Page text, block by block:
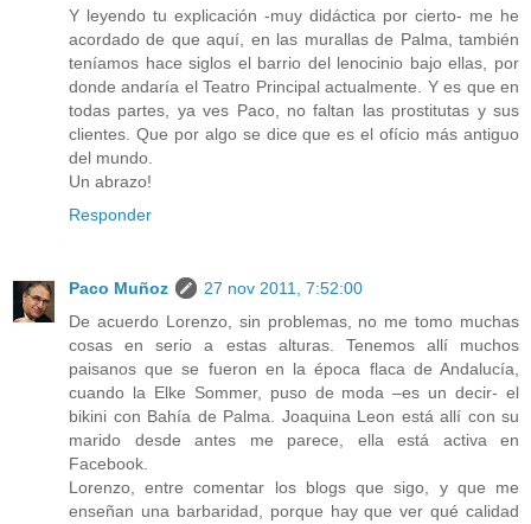
Y leyendo tu explicación -muy didáctica por cierto- me he
acordado de que aquí, en las murallas de Palma, también
teníamos hace siglos el barrio del lenocinio bajo ellas, por
donde andaría el Teatro Principal actualmente. Y es que en
todas partes, ya ves Paco, no faltan las prostitutas y sus
clientes. Que por algo se dice que es el ofício más antiguo
del mundo.
Un abrazo!
Responder
Paco Muñoz
27 nov 2011, 7:52:00
De acuerdo Lorenzo, sin problemas, no me tomo muchas
cosas en serio a estas alturas. Tenemos allí muchos
paisanos que se fueron en la época flaca de Andalucía,
cuando la Elke Sommer, puso de moda –es un decir- el
bikini con Bahía de Palma. Joaquina Leon está allí con su
marido desde antes me parece, ella está activa en
Facebook.
Lorenzo, entre comentar los blogs que sigo, y que me
enseñan una barbaridad, porque hay que ver qué calidad